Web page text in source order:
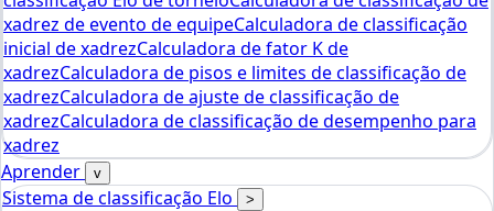
xadrez de evento de equipeCalculadora de classificação
inicial de xadrezCalculadora de fator K de
xadrezCalculadora de pisos e limites de classificação de
xadrezCalculadora de ajuste de classificação de
xadrezCalculadora de classificação de desempenho para
xadrez
Aprender
v
Sistema de classificação Elo >